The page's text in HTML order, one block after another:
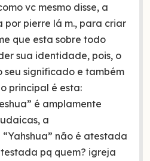
vc mesmo disse, a
por pierre lá m., para criar
que esta sobre todo
sua identidade, pois, o
seu significado e também
principal é esta:
é amplamente
a
não é atestada
pq quem? igreja